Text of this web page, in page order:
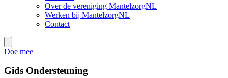
Over de vereniging MantelzorgNL
Werken bij MantelzorgNL
Contact
Doe mee
Gids Ondersteuning